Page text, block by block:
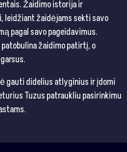
Žaidimo istorija ir
leidžiant žaidėjams sekti savo
pagal savo pageidavimus.
žaidimo patirtį, o
gauti didelius atlyginius ir įdomi
Tuzus patraukliu pasirinkimu